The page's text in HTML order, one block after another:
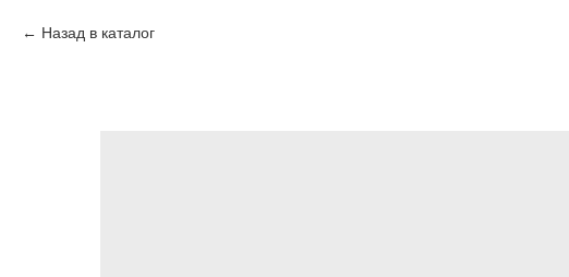
Назад в каталог